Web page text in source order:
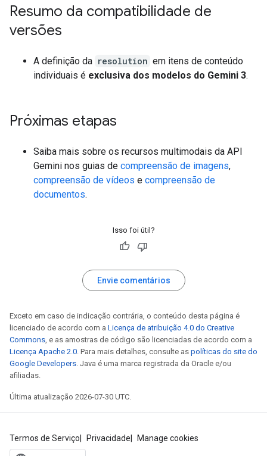
Resumo da compatibilidade de
versões
A definição da resolution em itens de conteúdo
individuais é exclusiva dos modelos do Gemini 3.
Próximas etapas
Saiba mais sobre os recursos multimodais da API
Gemini nos guias de compreensão de imagens,
compreensão de vídeos e compreensão de
documentos.
Isso foi útil?
Envie comentários
Exceto em caso de indicação contrária, o conteúdo desta página é
licenciado de acordo com a Licença de atribuição 4.0 do Creative
Commons, e as amostras de código são licenciadas de acordo com a
Licença Apache 2.0. Para mais detalhes, consulte as políticas do site do
Google Developers. Java é uma marca registrada da Oracle e/ou
afiliadas.
Última atualização 2026-07-30 UTC.
Termos de Serviço Privacidade Manage cookies